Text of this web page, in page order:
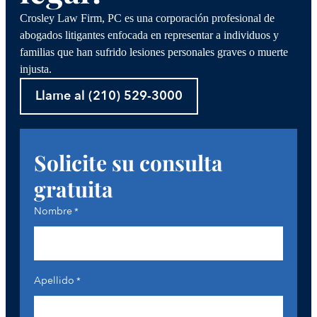
Crosley Law Firm, PC es una corporación profesional de
abogados litigantes enfocada en representar a individuos y
familias que han sufrido lesiones personales graves o muerte
injusta.
Llame al (210) 529-3000
Solicite su consulta
gratuita
Nombre*
Apellido *